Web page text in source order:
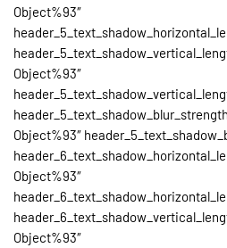
Object%93″
Object%93″
Object%93″
Object%93″
Object%93″